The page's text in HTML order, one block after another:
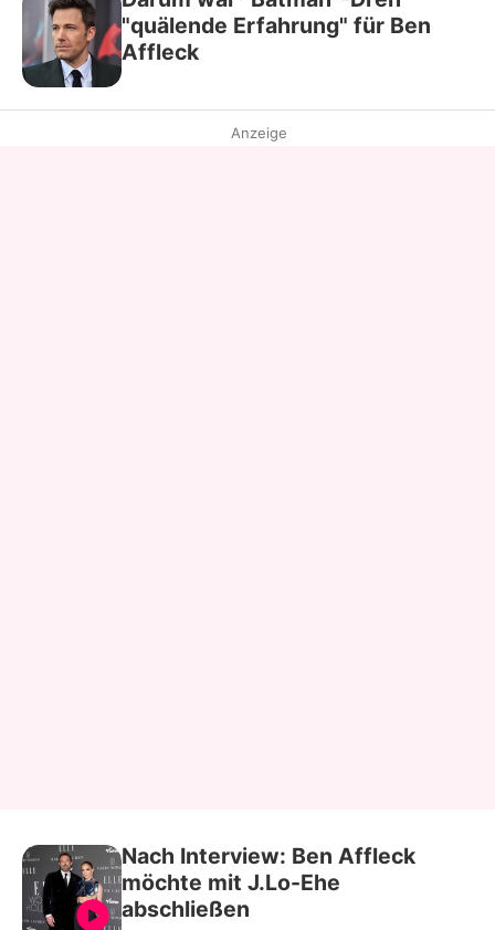
"quälende Erfahrung" für Ben
Affleck
Anzeige
Nach Interview: Ben Affleck
möchte mit J.Lo-Ehe
abschließen